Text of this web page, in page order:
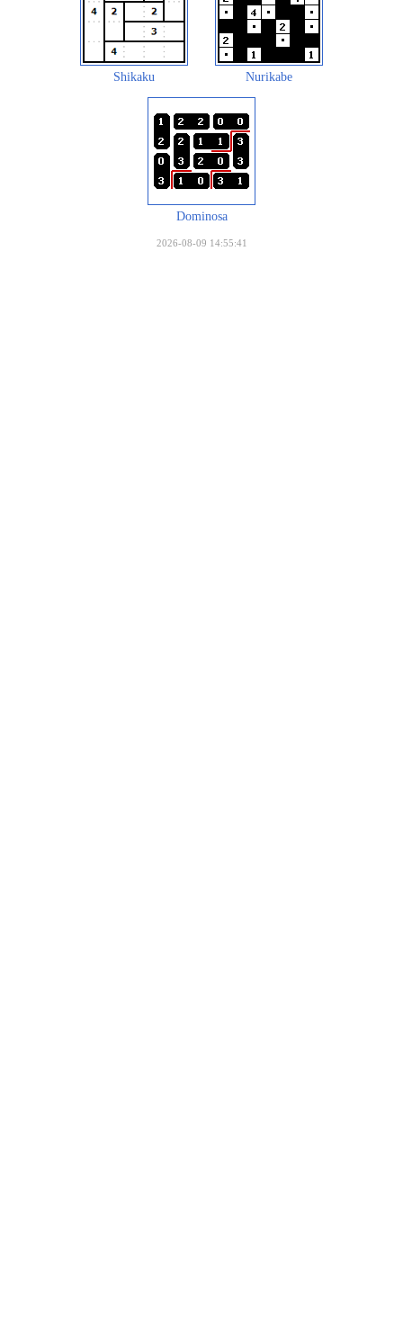
Shikaku Nurikabe
Dominosa
2026-08-09 14:55:41